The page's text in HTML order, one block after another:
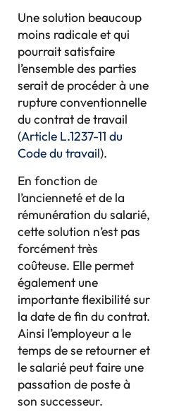
Une solution beaucoup
moins radicale et qui
pourrait satisfaire
l’ensemble des parties
serait de procéder à une
rupture conventionnelle
du contrat de travail
(Article L.1237-11 du
Code du travail).
En fonction de
l’ancienneté et de la
rémunération du salarié,
cette solution n’est pas
forcément très
coûteuse. Elle permet
également une
importante flexibilité sur
la date de fin du contrat.
Ainsi l’employeur a le
temps de se retourner et
le salarié peut faire une
passation de poste à
son successeur.